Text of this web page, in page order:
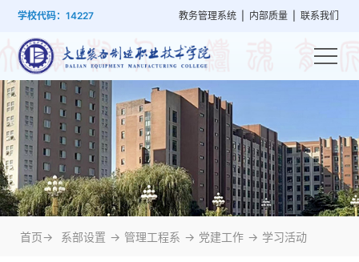
学校代码：14227 教务管理系统 内部质量 联系我们
概
况
建
设
管
理
设
置
工
作
就
业
培
训
首页-> 系部设置 -> 管理工程系 -> 党建工作 -> 学习活动